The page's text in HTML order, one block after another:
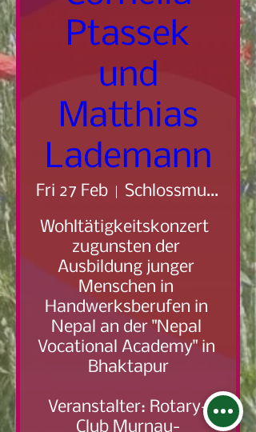
Ptassek
und
Matthias
Lademann
Fri 27 Feb
Schlossmuseum Murnau
Wohltätigkeitskonzert
zugunsten der
Ausbildung junger
Menschen in
Handwerksberufen in
Nepal an der "Nepal
Vocational Academy" in
Bhaktapur
Veranstalter: Rotary-
Club Murnau-